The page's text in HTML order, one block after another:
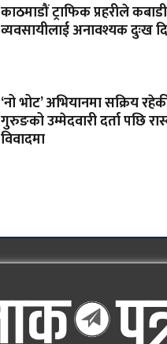
काठमाडौं ट्राफिक प्रहरीले कबाडी
व्यवसायीलाई अनावश्यक दुःख
‘नो भोट’ अभियानमा सक्रिय
गुरुङको उम्मेदवारी दर्ता पछि
विवादमा